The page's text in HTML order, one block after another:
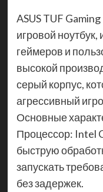
ASUS TUF
игровой
геймеров и
высокой
серый корпус,
агрессивный
Основные
Процессор: Intel
быструю
запускать
без задержек.